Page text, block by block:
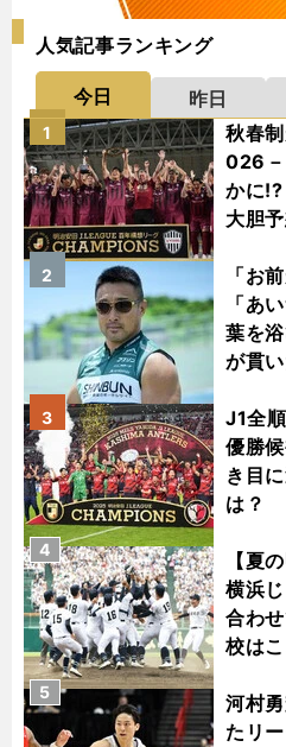
人気記事ランキング
今日 昨日
秋春
026－
かに
大胆
1
「お
「あ
葉を
が貫
2
J1全
優勝
き目
は？
3
【夏
横浜
合わ
校はこ
4
河村
たリ
5